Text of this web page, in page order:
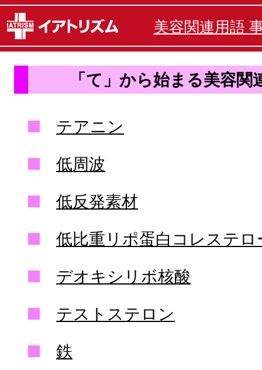
美容関連用語
「て」から始まる美容関
テアニン
低周波
低反発素材
低比重リポ蛋白コレステロ
デオキシリボ核酸
テストステロン
鉄